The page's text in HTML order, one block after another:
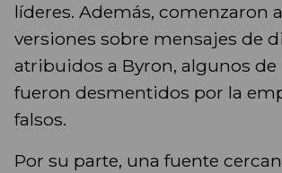
líderes. Además, comenzaron
versiones sobre mensajes de
atribuidos a Byron, algunos de
fueron desmentidos por la
falsos.
Por su parte, una fuente